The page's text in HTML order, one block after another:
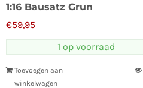
1:16 Bausatz Grun
€59,95
1 op voorraad
Toevoegen aan
winkelwagen